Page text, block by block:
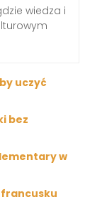
wiedza i
uczyć
bez
w
francusku